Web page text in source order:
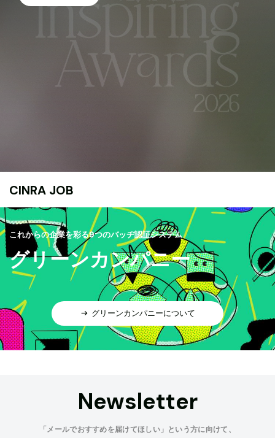
CINRA JOB
これからの企業を彩る9つのバッヂ認証システム
グリーンカンパニー
グリーンカンパニーについて
Newsletter
「メールでおすすめを届けてほしい」という方に向けて、